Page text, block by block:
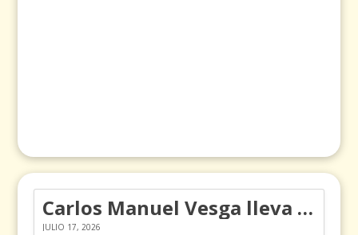
Carlos Manuel Vesga lleva el nombre de Colombia a los Emmy
JULIO 17, 2026